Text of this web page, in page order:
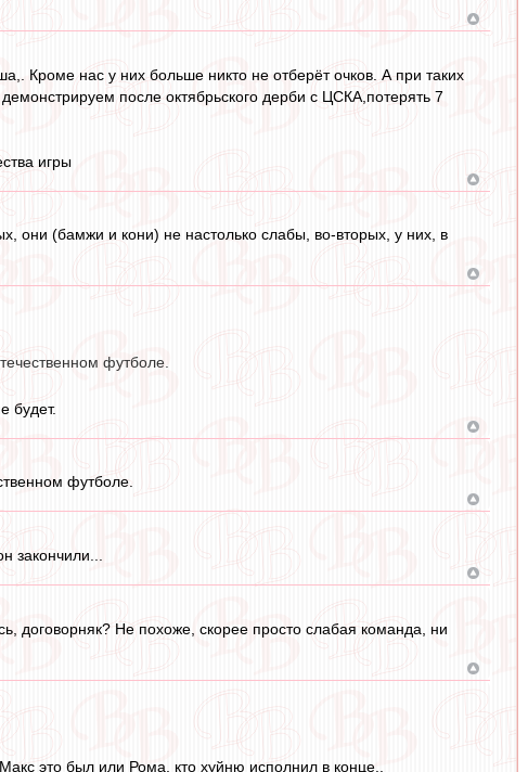
Кроме нас у них больше никто не отберёт очков. А при таких
после октябрьского дерби с ЦСКА,потерять 7
игры
они (бамжи и кони) не настолько слабы, во-вторых, у них, в
футболе.
будет.
футболе.
закончили...
договорняк? Не похоже, скорее просто слабая команда, ни
это был или Рома, кто хуйню исполнил в конце..